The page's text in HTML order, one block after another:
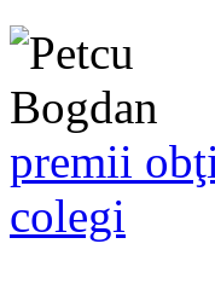
premii
colegi